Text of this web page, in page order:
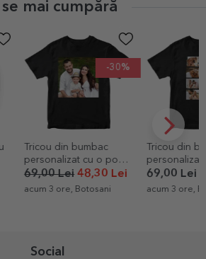
se mai cumpără
-30%
Tricou din bumbac
personalizat cu o poză
pătrată
69,00 Lei48,30 Lei
acum 3 ore, Botosani
Tricou din
personalizat
și text - LOVE
69,00 Lei
acum 3 ore,
Social